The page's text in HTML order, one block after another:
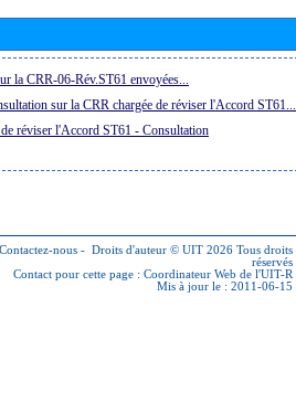
la CRR-06-Rév.ST61 envoyées...
sur la CRR chargée de réviser l'Accord ST61...
réviser l'Accord ST61 - Consultation
Contactez-nous - Droits d'auteur © UIT 2026 Tous droits
réservés
Contact pour cette page : Coordinateur Web de l'UIT-R
Mis à jour le : 2011-06-15